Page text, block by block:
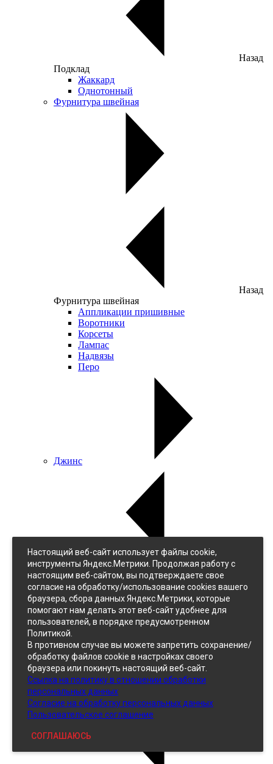
Назад
Подклад
Жаккард
Однотонный
Фурнитура швейная
Назад
Фурнитура швейная
Аппликации пришивные
Воротники
Корсеты
Лампас
Надвязы
Перо
Джинс
Джинс
Однотонный
Принтованный
Кожзам
Настоящий веб-сайт использует файлы cookie,
инструменты Яндекс.Метрики. Продолжая работу с
настоящим веб-сайтом, вы подтверждаете свое
согласие на обработку/использование cookies вашего
браузера, сбора данных Яндекс.Метрики, которые
помогают нам делать этот веб-сайт удобнее для
пользователей, в порядке предусмотренном
Политикой.
В противном случае вы можете запретить сохранение/
обработку файлов cookie в настройках своего
браузера или покинуть настоящий веб-сайт.
Ссылка на политику в отношении обработки
персональных данных
Согласие на обработку персональных данных
Пользовательское соглашение
СОГЛАШАЮСЬ